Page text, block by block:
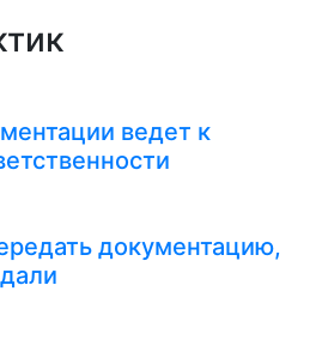
ведет к
документацию,